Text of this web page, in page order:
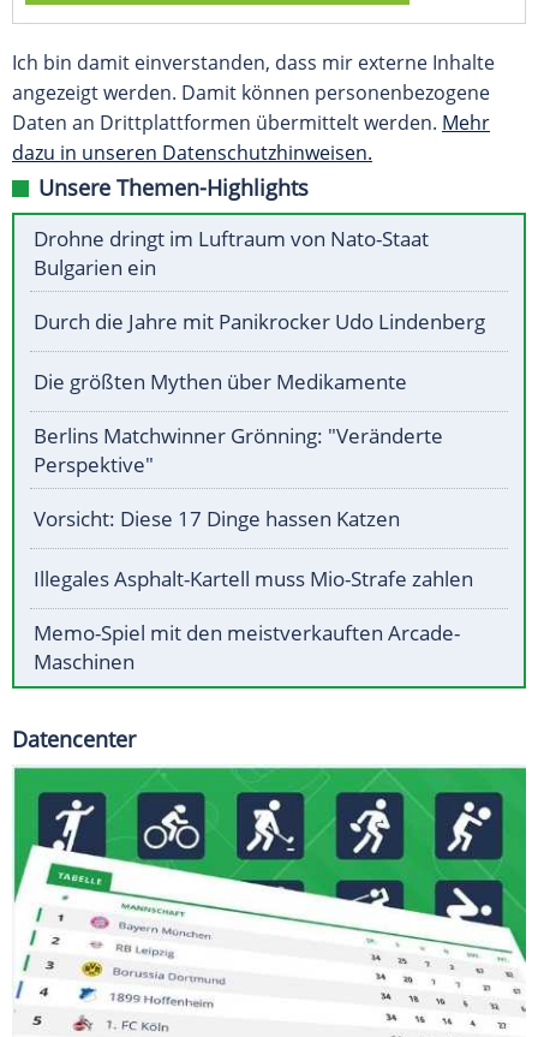
Ich bin damit einverstanden, dass mir externe Inhalte
angezeigt werden. Damit können personenbezogene
Daten an Drittplattformen übermittelt werden. Mehr
dazu in unseren Datenschutzhinweisen.
Unsere Themen-Highlights
Drohne dringt im Luftraum von Nato-Staat
Bulgarien ein
Durch die Jahre mit Panikrocker Udo Lindenberg
Die größten Mythen über Medikamente
Berlins Matchwinner Grönning: "Veränderte
Perspektive"
Vorsicht: Diese 17 Dinge hassen Katzen
Illegales Asphalt-Kartell muss Mio-Strafe zahlen
Memo-Spiel mit den meistverkauften Arcade-
Maschinen
Datencenter